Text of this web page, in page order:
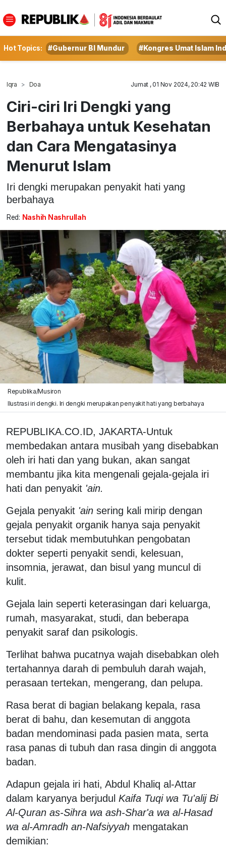
Hot Topics: #Gubernur BI Mundur #Kongres Umat Islam
Iqra Doa Jumat , 01 Nov 2024, 20:42 WIB
Ciri-ciri Iri Dengki yang
Berbahaya untuk Kesehatan
dan Cara Mengatasinya
Menurut Islam
Iri dengki merupakan penyakit hati yang
berbahaya
Red: Nashih Nashrullah
Republika/Musiron
Ilustrasi iri dengki. Iri dengki merupakan penyakit hati yang berbahaya
REPUBLIKA.CO.ID, JAKARTA-Untuk
membedakan antara musibah yang disebabkan
oleh iri hati dan yang bukan, akan sangat
membantu jika kita mengenali gejala-gejala iri
hati dan penyakit 'ain.
Gejala penyakit 'ain sering kali mirip dengan
gejala penyakit organik hanya saja penyakit
tersebut tidak membutuhkan pengobatan
dokter seperti penyakit sendi, kelesuan,
insomnia, jerawat, dan bisul yang muncul di
kulit.
Gejala lain seperti keterasingan dari keluarga,
rumah, masyarakat, studi, dan beberapa
penyakit saraf dan psikologis.
Terlihat bahwa pucatnya wajah disebabkan oleh
tertahannya darah di pembuluh darah wajah,
perasaan tertekan, mengerang, dan pelupa.
Rasa berat di bagian belakang kepala, rasa
berat di bahu, dan kesemutan di anggota
badan mendominasi pada pasien mata, serta
rasa panas di tubuh dan rasa dingin di anggota
badan.
Adapun gejala iri hati, Abdul Khaliq al-Attar
dalam karyanya berjudul Kaifa Tuqi wa Tu'alij Bi
Al-Quran as-Sihra wa ash-Shar'a wa al-Hasad
wa al-Amradh an-Nafsiyyah mengatakan
demikian: